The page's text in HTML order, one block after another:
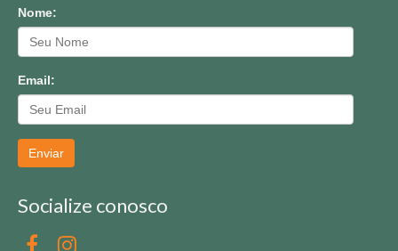
Nome:
Email:
Enviar
Socialize conosco